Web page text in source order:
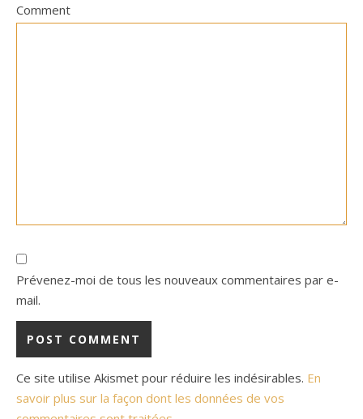
Comment
Prévenez-moi de tous les nouveaux commentaires par e-
mail.
Ce site utilise Akismet pour réduire les indésirables. En
savoir plus sur la façon dont les données de vos